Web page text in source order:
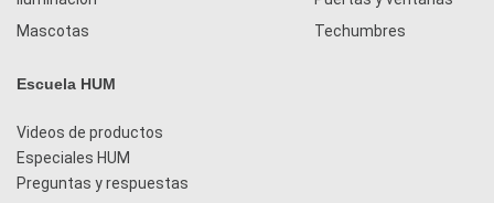
Mascotas
Techumbres
Escuela HUM
Videos de productos
Especiales HUM
Preguntas y respuestas